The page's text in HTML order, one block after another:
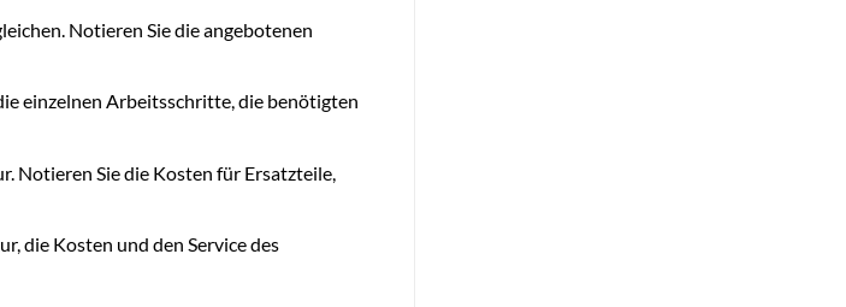
Notieren Sie die angebotenen
einzelnen Arbeitsschritte, die benötigten
Notieren Sie die Kosten für Ersatzteile,
die Kosten und den Service des